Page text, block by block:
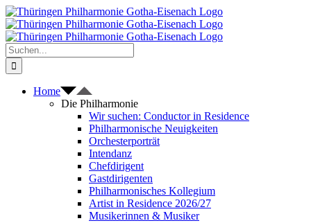
Zum
Inhalt
springen
Suche
nach:
Home
Die Philharmonie
Wir suchen: Conductor in Residence
Philharmonische Neuigkeiten
Orchesterporträt
Intendanz
Chefdirigent
Gastdirigenten
Philharmonisches Kollegium
Artist in Residence 2026/27
Musikerinnen & Musiker